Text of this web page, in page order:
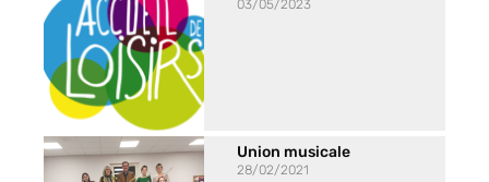
03/05/2023
Union musicale
28/02/2021